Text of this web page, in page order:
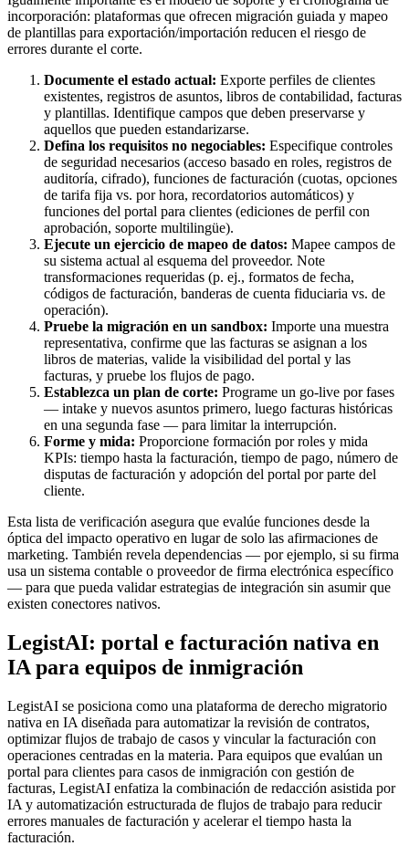
incorporación: plataformas que ofrecen migración guiada y mapeo
de plantillas para exportación/importación reducen el riesgo de
errores durante el corte.
Documente el estado actual: Exporte perfiles de clientes
existentes, registros de asuntos, libros de contabilidad, facturas
y plantillas. Identifique campos que deben preservarse y
aquellos que pueden estandarizarse.
Defina los requisitos no negociables: Especifique controles
de seguridad necesarios (acceso basado en roles, registros de
auditoría, cifrado), funciones de facturación (cuotas, opciones
de tarifa fija vs. por hora, recordatorios automáticos) y
funciones del portal para clientes (ediciones de perfil con
aprobación, soporte multilingüe).
Ejecute un ejercicio de mapeo de datos: Mapee campos de
su sistema actual al esquema del proveedor. Note
transformaciones requeridas (p. ej., formatos de fecha,
códigos de facturación, banderas de cuenta fiduciaria vs. de
operación).
Pruebe la migración en un sandbox: Importe una muestra
representativa, confirme que las facturas se asignan a los
libros de materias, valide la visibilidad del portal y las
facturas, y pruebe los flujos de pago.
Establezca un plan de corte: Programe un go-live por fases
— intake y nuevos asuntos primero, luego facturas históricas
en una segunda fase — para limitar la interrupción.
Forme y mida: Proporcione formación por roles y mida
KPIs: tiempo hasta la facturación, tiempo de pago, número de
disputas de facturación y adopción del portal por parte del
cliente.
Esta lista de verificación asegura que evalúe funciones desde la
óptica del impacto operativo en lugar de solo las afirmaciones de
marketing. También revela dependencias — por ejemplo, si su firma
usa un sistema contable o proveedor de firma electrónica específico
— para que pueda validar estrategias de integración sin asumir que
existen conectores nativos.
LegistAI: portal e facturación nativa en
IA para equipos de inmigración
LegistAI se posiciona como una plataforma de derecho migratorio
nativa en IA diseñada para automatizar la revisión de contratos,
optimizar flujos de trabajo de casos y vincular la facturación con
operaciones centradas en la materia. Para equipos que evalúan un
portal para clientes para casos de inmigración con gestión de
facturas, LegistAI enfatiza la combinación de redacción asistida por
IA y automatización estructurada de flujos de trabajo para reducir
errores manuales de facturación y acelerar el tiempo hasta la
facturación.